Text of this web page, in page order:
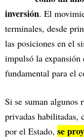
inversión. El
terminales, desde
las posiciones en el
impulsó la
fundamental para el
Si se suman algunos
privadas habilitadas,
por el Estado, se